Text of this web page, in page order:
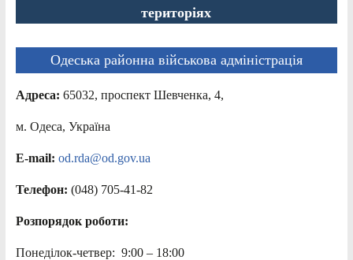
територіях
Одеська районна військова адміністрація
Адреса: 65032, проспект Шевченка, 4,
м. Одеса, Україна
E-mail: od.rda@od.gov.ua
Телефон: (048) 705-41-82
Розпорядок роботи:
Понеділок-четвер: 9:00 – 18:00